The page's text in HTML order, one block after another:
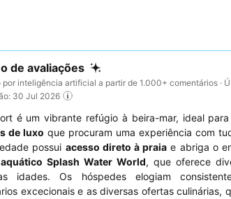
de avaliações
por inteligência artificial a partir de 1.000+ comentários ·
30 Jul 2026
é um vibrante refúgio à beira-mar, ideal
de luxo que procuram uma experiência com
possui acesso direto à praia e abriga o
Splash Water World, que oferece
idades. Os hóspedes elogiam
excecionais e as diversas ofertas culinárias,